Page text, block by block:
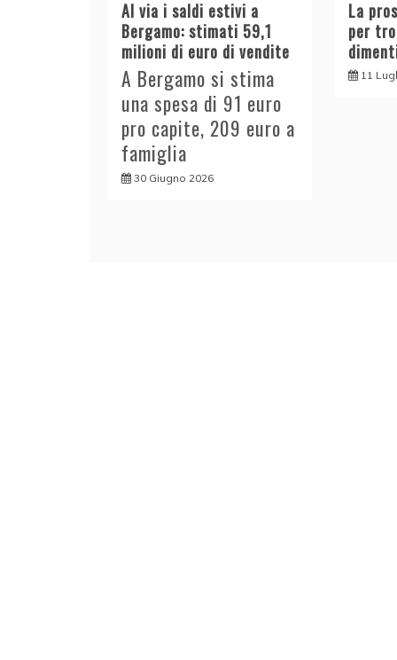
Al via i saldi estivi a
Bergamo: stimati 59,1
milioni di euro di vendite
A Bergamo si stima
una spesa di 91 euro
pro capite, 209 euro a
famiglia
30 Giugno 2026
La
per
11